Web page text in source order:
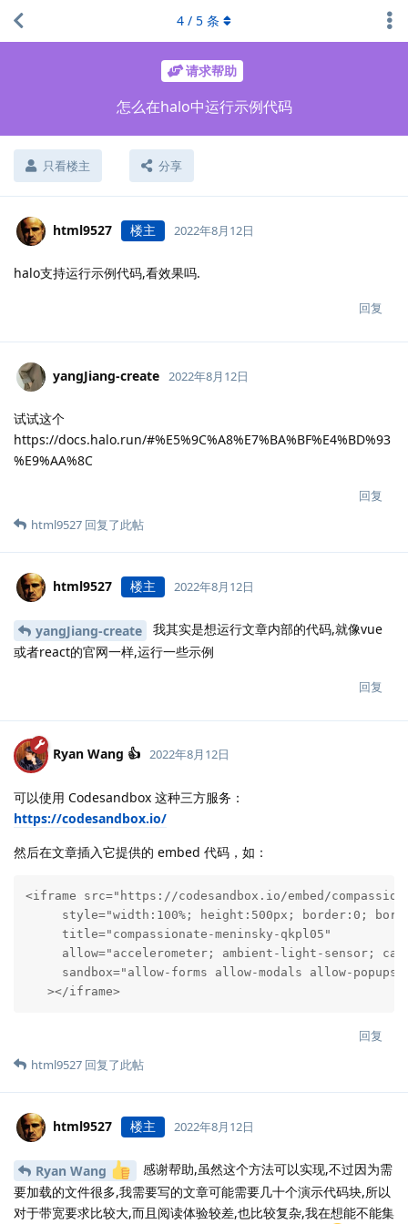
请求帮助
怎么在halo中运行示例代码
只看楼主 分享
4 / 5 条
html9527 楼主 2022年8月12日
halo支持运行示例代码,看效果吗.
回复
yangJiang-create 2022年8月12日
试试这个
https://docs.halo.run/#%E5%9C%A8%E7%BA%BF%E4%BD%93
%E9%AA%8C
回复
html9527 回复了此帖
html9527 楼主 2022年8月12日
yangJiang-create
我其实是想运行文章内部的代码,就像vue
或者react的官网一样,运行一些示例
回复
Ryan Wang 👍 2022年8月12日
可以使用 Codesandbox 这种三方服务：
https://codesandbox.io/
然后在文章插入它提供的 embed 代码，如：
<iframe src="https://codesandbox.io/embed/
style="width:100%; height:500px; border:0;
     title="compassionate-meninsky-qkpl05"
allow="accelerometer; ambient-light-sensor;
sandbox="allow-forms allow-modals allow-popups
   ></iframe>
回复
html9527 回复了此帖
html9527 楼主 2022年8月12日
Ryan Wang
感谢帮助,虽然这个方法可以实现,不过因为需
要加载的文件很多,我需要写的文章可能需要几十个演示代码块,所以
对于带宽要求比较大,而且阅读体验较差,也比较复杂,我在想能不能集